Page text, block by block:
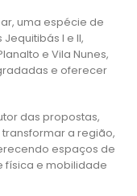
uma espécie de
I e II,
e Vila Nunes,
e oferecer
das propostas,
a região,
espaços de
física e mobilidade